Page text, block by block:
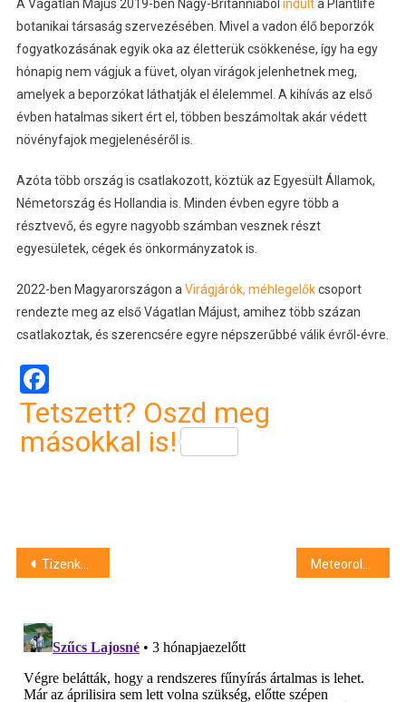
A Vágatlan Május 2019-ben Nagy-Britanniából indulta Plantlife
botanikai társaság szervezésében. Mivel a vadon élő beporzók
fogyatkozásának egyik oka az életterük csökkenése, így ha egy
hónapig nem vágjuk a füvet, olyan virágok jelenhetnek meg,
amelyek a beporzókat láthatják el élelemmel. A kihívás az első
évben hatalmas sikert ért el, többen beszámoltak akár védett
növényfajok megjelenéséről is.
Azóta több ország is csatlakozott, köztük az Egyesült Államok,
Németország és Hollandia is. Minden évben egyre több a
résztvevő, és egyre nagyobb számban vesznek részt
egyesületek, cégek és önkormányzatok is.
2022-ben Magyarországon a Virágjárók, méhlegelőkcsoport
rendezte meg az első Vágatlan Májust, amihez több százan
csatlakoztak, és szerencsére egyre népszerűbbé válik évről-évre.
Facebook
Tetszett? Oszd meg
másokkal is!
Bejegyzés
Tizenkét év szabadságvesztésre ítélték az ivótársát felgyújtó férfit